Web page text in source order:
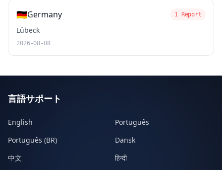
🇩🇪Germany 1 Report
Lübeck
2026-08-08
言語サポート
English
Português
Português (BR)
Dansk
中文
हिन्दी